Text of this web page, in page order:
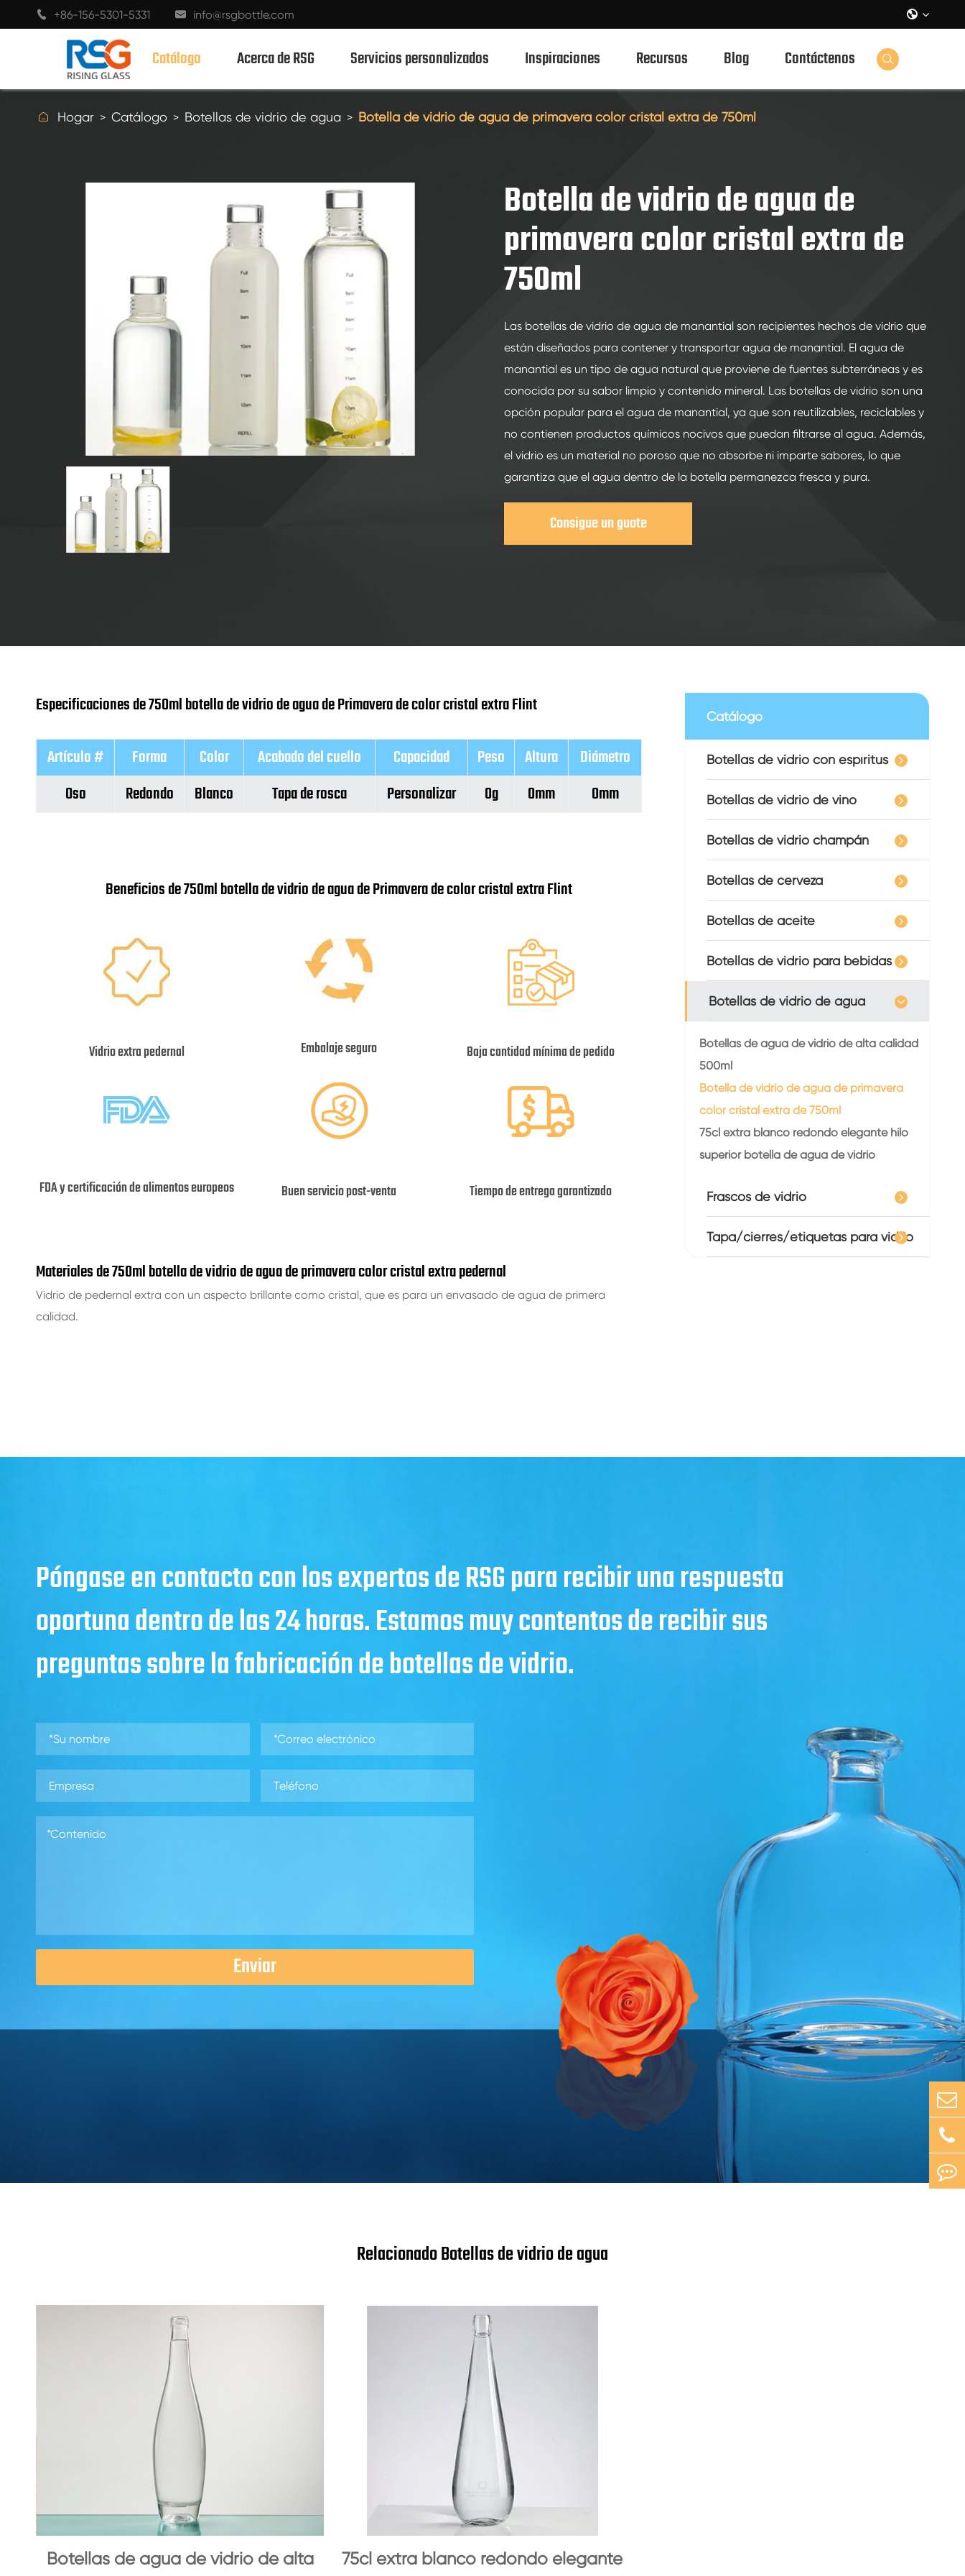
 +86-156-5301-5331  info@rsgbottle.com 
Catálogo
BOTELLAS DE VIDRIO DE VINO
BOTELLAS DE ACEITE
BOTELLAS DE VIDRIO PARA BEBIDAS
TAPA/CIERRES/ETIQUETAS PARA VIDRIO
700ml botellas de vidrio de bebidas espirituosas
500ml botellas de vidrio de bebidas espirituosas
Botellas de vidrio 1L Spirits
50ml de botellas de vidrio de bebidas espirituosas
100mL botellas de vidrio de bebidas espirituosas
200ml botellas de vidrio de bebidas espirituosas
250ml botellas de vidrio de bebidas espirituosas
375ML botellas de vidrio de bebidas espirituosas
150ml botellas de vidrio de bebidas espirituosas
Acerca de RSG Servicios personalizados Inspiraciones Recursos Blog Contáctenos 
 Hogar Catálogo Botellas de vidrio de agua Botella de vidrio de agua de primavera color cristal extra de 750ml
Botella de vidrio de agua de
primavera color cristal extra de
750ml
Las botellas de vidrio de agua de manantial son recipientes hechos de vidrio que
están diseñados para contener y transportar agua de manantial. El agua de
manantial es un tipo de agua natural que proviene de fuentes subterráneas y es
conocida por su sabor limpio y contenido mineral. Las botellas de vidrio son una
opción popular para el agua de manantial, ya que son reutilizables, reciclables y
no contienen productos químicos nocivos que puedan filtrarse al agua. Además,
el vidrio es un material no poroso que no absorbe ni imparte sabores, lo que
garantiza que el agua dentro de la botella permanezca fresca y pura.
Consigue un guote
Especificaciones de 750ml botella de vidrio de agua de Primavera de color cristal extra Flint
Artículo # Forma Color Acabado del cuello Capacidad Peso Altura
Diámetro
Oso
Redondo Blanco Tapa de rosca Personalizar 0g 0mm 0mm
Beneficios de 750ml botella de vidrio de agua de Primavera de color cristal extra Flint
Vidrio extra pedernal Embalaje seguro Baja cantidad mínima de pedido
FDA y certificación de alimentos europeos Buen servicio post-venta Tiempo de entrega garantizado
Materiales de 750ml botella de vidrio de agua de primavera color cristal extra pedernal
Vidrio de pedernal extra con un aspecto brillante como cristal, que es para un envasado de agua de primera
calidad.
Catálogo
Botellas de vidrio con espíritus
Botellas de vidrio de vino
Botellas de vidrio champán
Botellas de cerveza
Botellas de aceite
Botellas de vidrio para bebidas
Botellas de vidrio de agua
Botellas de agua de vidrio de alta calidad
500ml
Botella de vidrio de agua de primavera
color cristal extra de 750ml
75cl extra blanco redondo elegante hilo
superior botella de agua de vidrio
Frascos de vidrio
Tapa/cierres/etiquetas para vidrio
Póngase en contacto con los expertos de RSG para recibir una respuesta
oportuna dentro de las 24 horas. Estamos muy contentos de recibir sus
preguntas sobre la fabricación de botellas de vidrio.
Enviar
Relacionado Botellas de vidrio de agua
Botellas de agua de vidrio de alta
75cl extra blanco redondo elegante